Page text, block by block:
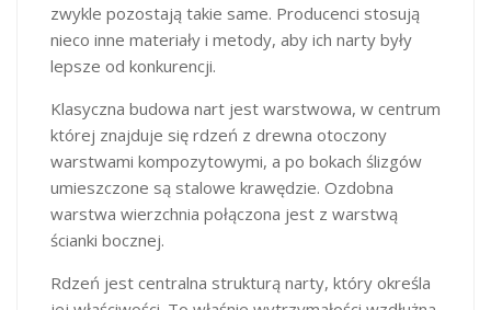
zwykle pozostają takie same. Producenci stosują
nieco inne materiały i metody, aby ich narty były
lepsze od konkurencji.
Klasyczna budowa nart jest warstwowa, w centrum
której znajduje się rdzeń z drewna otoczony
warstwami kompozytowymi, a po bokach ślizgów
umieszczone są stalowe krawędzie. Ozdobna
warstwa wierzchnia połączona jest z warstwą
ścianki bocznej.
Rdzeń jest centralna strukturą narty, który określa